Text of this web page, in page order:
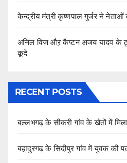
केन्द्रीय मंत्री कृष्णपाल गुर्जर ने नेताओं
अनिल विज औऱ कैप्टन अजय यादव के
कूदे
RECENT POSTS
बल्लभगढ़ के सीकरी गांव के खेतों में
बहादुरगढ़ के सिदीपुर गांव में युवक की